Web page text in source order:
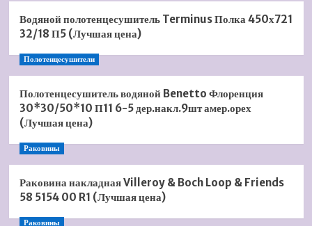
Водяной полотенцесушитель Terminus Полка 450х721
32/18 П5 (Лучшая цена)
Полотенцесушители
Полотенцесушитель водяной Benetto Флоренция
30*30/50*10 П11 6-5 дер.накл.9шт амер.орех
(Лучшая цена)
Раковины
Раковина накладная Villeroy & Boch Loop & Friends
58 5154 00 R1 (Лучшая цена)
Раковины